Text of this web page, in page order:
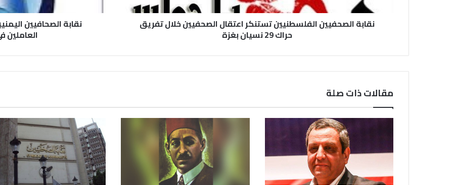
نقابة الصحفيين الفلسطنيين تستنكر اعتقال الصحفيين خلال تفريق
حراك 29 نسيان بغزة
نقابة الصحافيين
العاملين
مقالات ذات صلة